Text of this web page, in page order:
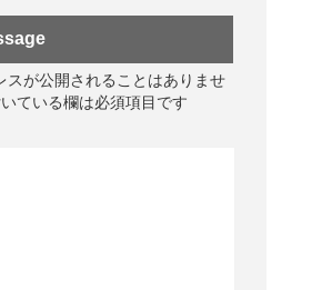
スが公開されることはありませ
ている欄は必須項目です